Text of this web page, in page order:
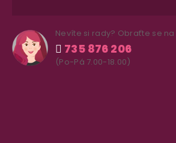
Nevíte si rady? Obraťte se
735 876 206
(Po-Pá 7.00-18.00)